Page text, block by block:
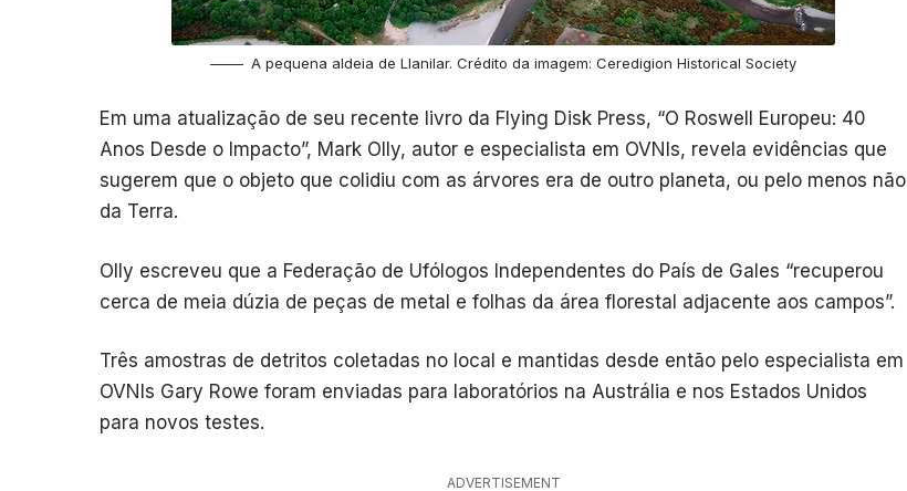
A pequena aldeia de Llanilar. Crédito da imagem: Ceredigion Historical Society
Em uma atualização de seu recente livro da Flying Disk Press, “O Roswell Europeu: 40
Anos Desde o Impacto”, Mark Olly, autor e especialista em OVNIs, revela evidências que
sugerem que o objeto que colidiu com as árvores era de outro planeta, ou pelo menos não
da Terra.
Olly escreveu que a Federação de Ufólogos Independentes do País de Gales “recuperou
cerca de meia dúzia de peças de metal e folhas da área florestal adjacente aos campos”.
Três amostras de detritos coletadas no local e mantidas desde então pelo especialista em
OVNIs Gary Rowe foram enviadas para laboratórios na Austrália e nos Estados Unidos
para novos testes.
ADVERTISEMENT